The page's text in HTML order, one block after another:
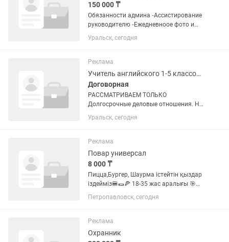
150 000 ₸
Обязанности админа ⁃Ассистирование
руководителю ⁃Ежедневноое фото и
видео съемка уроков учителей школы
⁃Оформление и Выгрузка в сториз и
трендов в...
Уральск, сегодня
Реклама
Учитель английского 1-5 классов, 6-11 классов
Договорная
РАССМАТРИВАЕМ ТОЛЬКО
Долгосрочные деловые отношения. На
момент подачи Вы должны УМЕТЬ
учить детей и подростков. ( ЕСЛИ вы не
опыта; если вы планируете...
Уральск, сегодня
Реклама
Повар универсал
8 000 ₸
Пицца,Бургер, Шаурма істейтін қыздар
іздейміз🍔🌯🍕 18-35 жас аралығы 🎯
Тұрақты жұмыс жасайтын 🎯Пысық,
жауапкершілігі мол 🎯Жұмысын
немесе 5/2 ⏰Жұмыс уақыты 9.30-
22.00...
Петропавловск, сегодня
Реклама
Охранник